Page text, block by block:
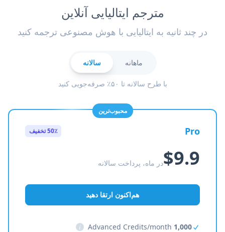
مترجم ایتالیایی آنلاین
در چند ثانیه به ایتالیایی با هوش مصنوعی ترجمه کنید
ماهانه سالانه
با طرح سالانه تا ۵۰٪ صرفه‌جویی کنید
محبوب‌ترین
Pro 50٪ تخفیف
$9.9در ماه، پرداخت سالانه
هم‌اکنون ارتقا دهید
1,000
i